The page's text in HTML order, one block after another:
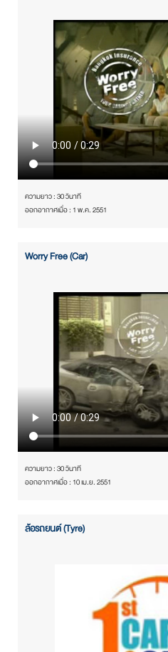
ความยาว : 30 วินาที
ออกอากาศเมื่อ : 1 พ.ค. 2551
Worry Free (Car)
ความยาว : 30 วินาที
ออกอากาศเมื่อ : 10 เม.ย. 2551
ล้อรถยนต์ (Tyre)